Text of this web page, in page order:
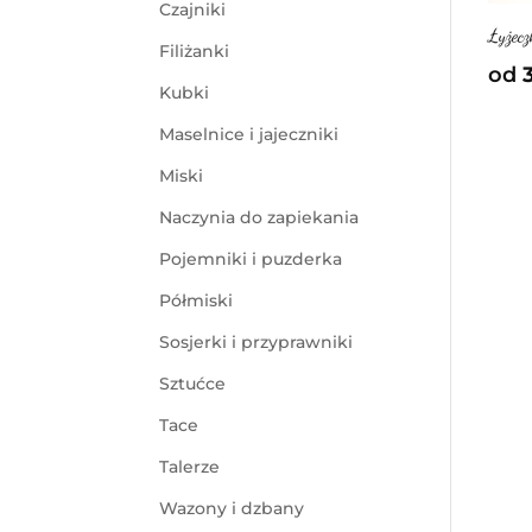
od
Czajniki
Filiżanki
Kubki
Maselnice i jajeczniki
Miski
Naczynia do zapiekania
Pojemniki i puzderka
Półmiski
Sosjerki i przyprawniki
Sztućce
Tace
Talerze
Wazony i dzbany